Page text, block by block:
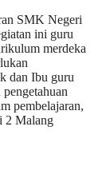
SMK Negeri
ini guru
merdeka
dan Ibu guru
pembelajaran,
2 Malang